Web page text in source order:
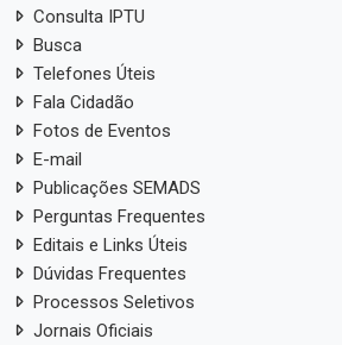
Consulta IPTU
Busca
Telefones Úteis
Fala Cidadão
Fotos de Eventos
E-mail
Publicações SEMADS
Perguntas Frequentes
Editais e Links Úteis
Dúvidas Frequentes
Processos Seletivos
Jornais Oficiais